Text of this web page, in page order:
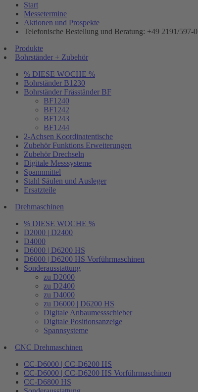
Start
Messetermine
Aktionen und Prospekte
Telefonische Bestellung und Beratung: +49 2191/597-0
Produkte
Bohrständer + Zubehör
% DIESE WOCHE %
Bohrständer B1230
Bohrständer Fräsständer BF
BF1240
BF1242
BF1243
BF1244
2-Achsen Koordinatentische
Zubehör Funktions Erweiterungen
Zubehör Drechseln
Digitale Messsysteme
Spannmittel
Stahl Säulen und Ausleger
Ersatzteile
Drehmaschinen
% DIESE WOCHE %
D2000 | D2400
D4000
D6000 | D6200 HS
D6000 | D6200 HS Vorführmaschinen
Sonderausstattung
zu D2000
zu D2400
zu D4000
zu D6000 | D6200 HS
Digitale Anbaumessschieber
Digitale Positionsanzeige
Spannsysteme
CNC Drehmaschinen
CC-D6000 | CC-D6200 HS
CC-D6000 | CC-D6200 HS Vorführmaschinen
CC-D6800 HS